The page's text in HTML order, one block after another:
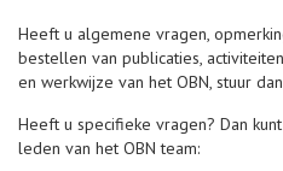
Heeft u algemene vragen,
bestellen van publicaties,
en werkwijze van het OBN, stuur
Heeft u specifieke vragen? Dan
leden van het OBN team: